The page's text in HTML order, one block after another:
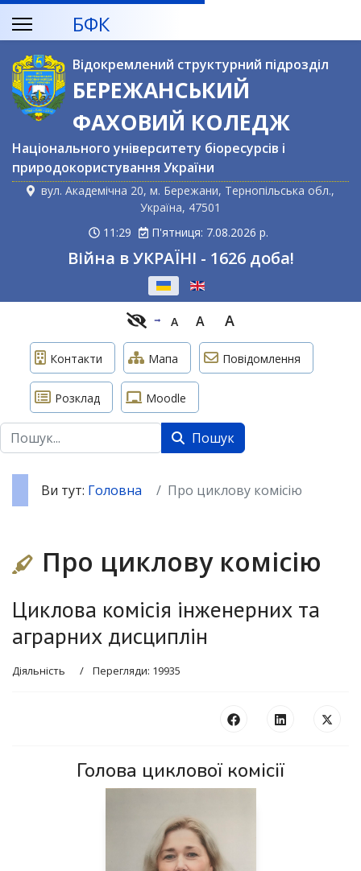
БФК
Відокремлений структурний підрозділ
БЕРЕЖАНСЬКИЙ
ФАХОВИЙ КОЛЕДЖ
Національного університету біоресурсів і
природокористування України
вул. Академічна 20, м. Бережани, Тернопільська обл.,
Україна, 47501
11:29
П'ятниця: 7.08.2026 р.
Війна в УКРАЇНІ - 1626 доба!
A A A
Контакти Мапа Повідомлення
Розклад Moodle
Пошук Пошук
Ви тут: Головна Про циклову комісію
Про циклову комісію
Циклова комісія інженерних та
аграрних дисциплін
Діяльність Перегляди: 19935
Голова циклової комісії